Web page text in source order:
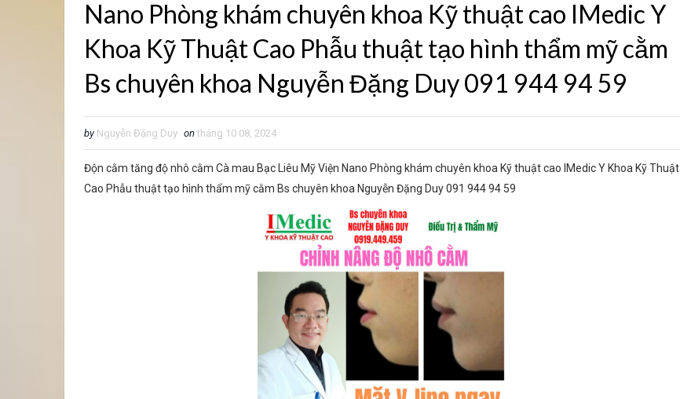
Nano Phòng khám chuyên khoa Kỹ thuật cao IMedic Y
Khoa Kỹ Thuật Cao Phẫu thuật tạo hình thẩm mỹ cằm
Bs chuyên khoa Nguyễn Đặng Duy 091 944 94 59
by Nguyễn Đặng Duy on tháng 10 08, 2024
Độn cằm tăng độ nhô cằm Cà mau Bạc Liêu Mỹ Viện Nano Phòng khám chuyên khoa Kỹ thuật cao IMedic Y Khoa Kỹ Thuật
Cao Phẫu thuật tạo hình thẩm mỹ cằm Bs chuyên khoa Nguyễn Đặng Duy 091 944 94 59